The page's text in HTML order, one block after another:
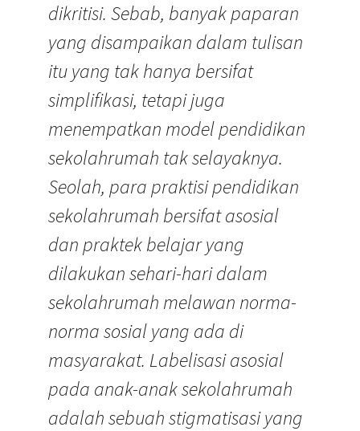
dikritisi. Sebab, banyak paparan
yang disampaikan dalam tulisan
itu yang tak hanya bersifat
simplifikasi, tetapi juga
menempatkan model pendidikan
sekolahrumah tak selayaknya.
Seolah, para praktisi pendidikan
sekolahrumah bersifat asosial
dan praktek belajar yang
dilakukan sehari-hari dalam
sekolahrumah melawan norma-
norma sosial yang ada di
masyarakat. Labelisasi asosial
pada anak-anak sekolahrumah
adalah sebuah stigmatisasi yang